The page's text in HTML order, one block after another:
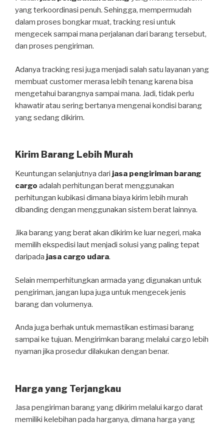
yang terkoordinasi penuh. Sehingga, mempermudah
dalam proses bongkar muat, tracking resi untuk
mengecek sampai mana perjalanan dari barang tersebut,
dan proses pengiriman.
Adanya tracking resi juga menjadi salah satu layanan yang
membuat customer merasa lebih tenang karena bisa
mengetahui barangnya sampai mana. Jadi, tidak perlu
khawatir atau sering bertanya mengenai kondisi barang
yang sedang dikirim.
Kirim Barang Lebih Murah
Keuntungan selanjutnya dari jasa pengiriman barang
cargo adalah perhitungan berat menggunakan
perhitungan kubikasi dimana biaya kirim lebih murah
dibanding dengan menggunakan sistem berat lainnya.
Jika barang yang berat akan dikirim ke luar negeri, maka
memilih ekspedisi laut menjadi solusi yang paling tepat
daripada jasa cargo udara.
Selain memperhitungkan armada yang digunakan untuk
pengiriman, jangan lupa juga untuk mengecek jenis
barang dan volumenya.
Anda juga berhak untuk memastikan estimasi barang
sampai ke tujuan. Mengirimkan barang melalui cargo lebih
nyaman jika prosedur dilakukan dengan benar.
Harga yang Terjangkau
Jasa pengiriman barang yang dikirim melalui kargo darat
memiliki kelebihan pada harganya, dimana harga yang